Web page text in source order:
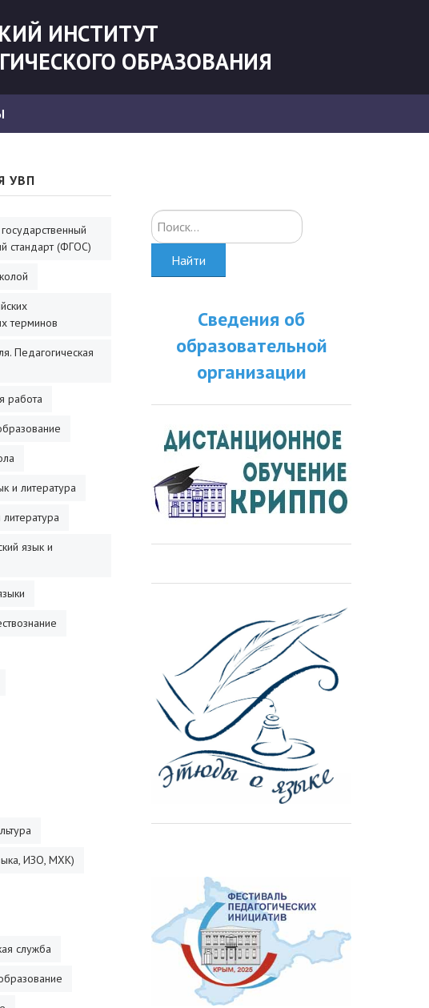
ИНСТИТУТ
ОБРАЗОВАНИЯ
УВП
стандарт (ФГОС)
терминов
Педагогическая
работа
и литература
язык и
ИЗО, МХК)
служба
Искать...
Найти
Сведения об
образовательной
организации